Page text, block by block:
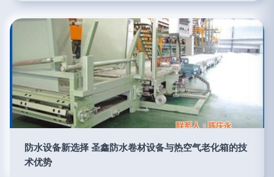
防水设备新选择 圣鑫防水卷材设备与热空气老化箱的技
术优势